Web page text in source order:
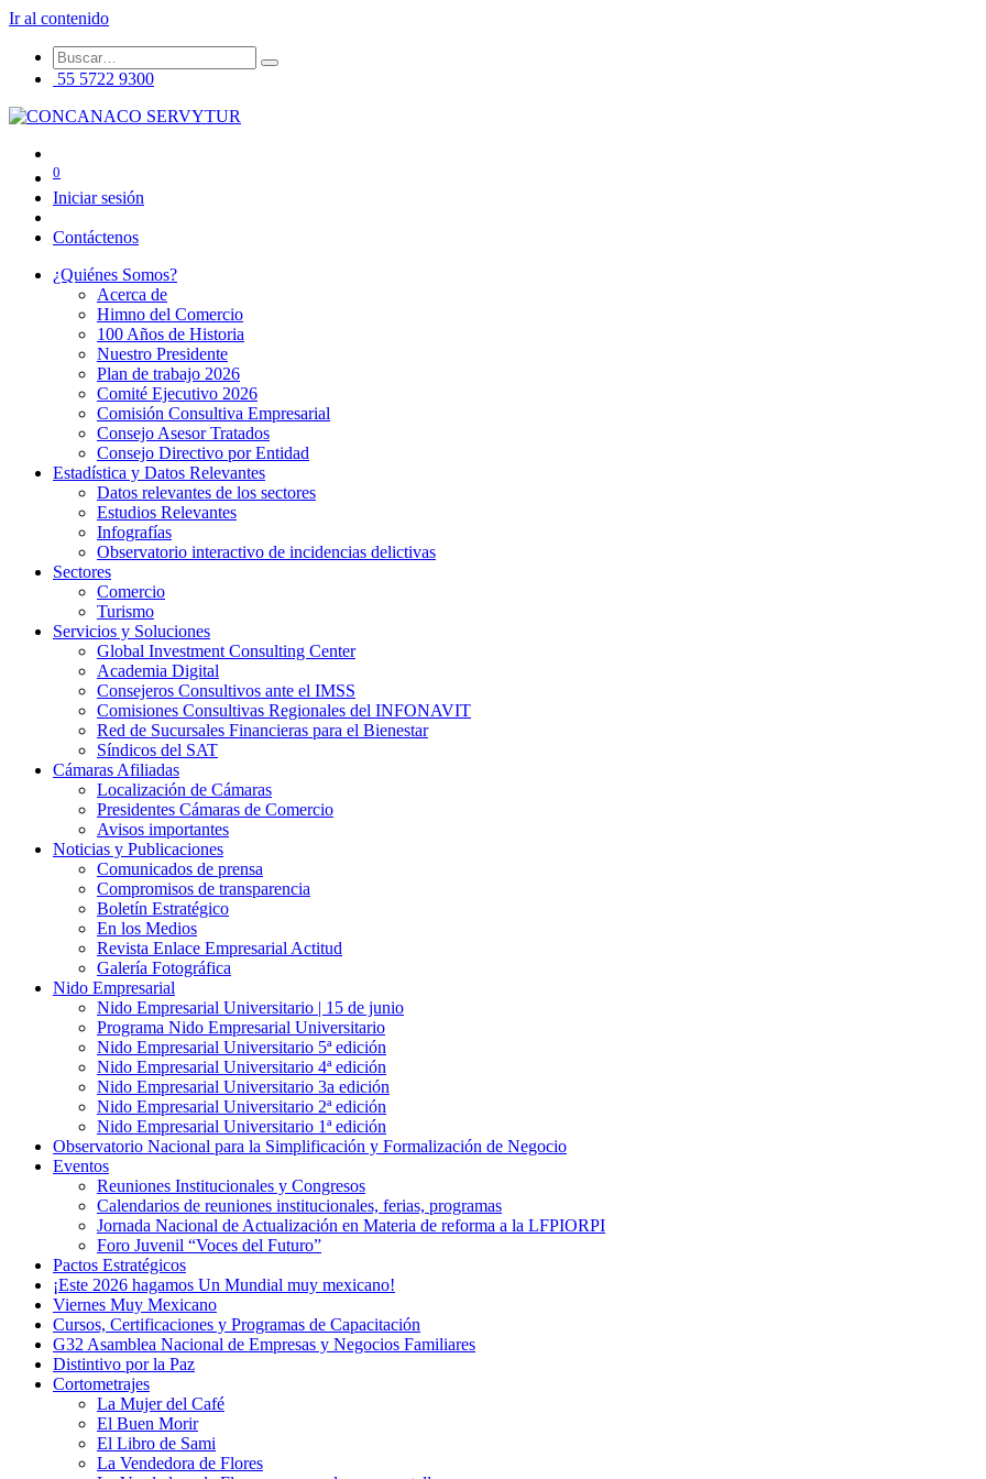
Ir al contenido
55 5722 9300
0
Iniciar sesión
Contáctenos
¿Quiénes Somos?
Acerca de
Himno del Comercio
100 Años de Historia
Nuestro Presidente
Plan de trabajo 2026
Comité Ejecutivo 2026
Comisión Consultiva Empresarial
Consejo Asesor Tratados
Consejo Directivo por Entidad
Estadística y Datos Relevantes
Datos relevantes de los sectores
Estudios Relevantes
Infografías
Observatorio interactivo de incidencias delictivas
Sectores
Comercio
Turismo
Servicios y Soluciones
Global Investment Consulting Center
Academia Digital
Consejeros Consultivos ante el IMSS
Comisiones Consultivas Regionales del INFONAVIT
Red de Sucursales Financieras para el Bienestar
Síndicos del SAT
Cámaras Afiliadas
Localización de Cámaras
Presidentes Cámaras de Comercio
Avisos importantes
Noticias y Publicaciones
Comunicados de prensa
Compromisos de transparencia
Boletín Estratégico
En los Medios
Revista Enlace Empresarial Actitud
Galería Fotográfica
Nido Empresarial
Nido Empresarial Universitario | 15 de junio
Programa Nido Empresarial Universitario
Nido Empresarial Universitario 5ª edición
Nido Empresarial Universitario 4ª edición
Nido Empresarial Universitario 3a edición
Nido Empresarial Universitario 2ª edición
Nido Empresarial Universitario 1ª edición
Observatorio Nacional para la Simplificación y Formalización de Negocio
Eventos
Reuniones Institucionales y Congresos
Calendarios de reuniones institucionales, ferias, programas
Jornada Nacional de Actualización en Materia de reforma a la LFPIORPI
Foro Juvenil “Voces del Futuro”
Pactos Estratégicos
¡Este 2026 hagamos Un Mundial muy mexicano!
Viernes Muy Mexicano
Cursos, Certificaciones y Programas de Capacitación
G32 Asamblea Nacional de Empresas y Negocios Familiares
Distintivo por la Paz
Cortometrajes
La Mujer del Café
El Buen Morir
El Libro de Sami
La Vendedora de Flores